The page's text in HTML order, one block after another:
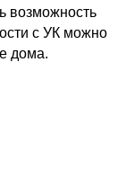
возможность
с УК можно
дома.